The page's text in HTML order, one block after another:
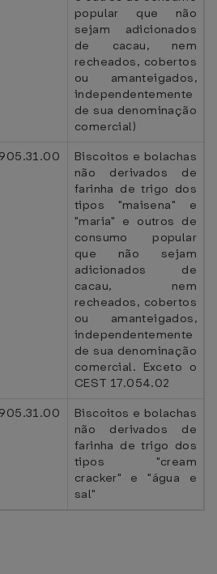
popular que não
sejam adicionados
de cacau, nem
recheados, cobertos
ou amanteigados,
independentemente
de sua denominação
comercial)
Biscoitos e bolachas
não derivados de
farinha de trigo dos
tipos "maisena" e
"maria" e outros de
consumo popular
que não sejam
adicionados de
cacau, nem
recheados, cobertos
ou amanteigados,
independentemente
de sua denominação
comercial. Exceto o
CEST 17.054.02
Biscoitos e bolachas
não derivados de
farinha de trigo dos
tipos "cream
cracker" e "água e
sal"